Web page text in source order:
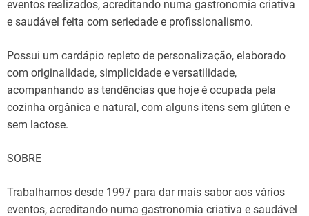
eventos realizados, acreditando numa gastronomia criativa
e saudável feita com seriedade e profissionalismo.
Possui um cardápio repleto de personalização, elaborado
com originalidade, simplicidade e versatilidade,
acompanhando as tendências que hoje é ocupada pela
cozinha orgânica e natural, com alguns itens sem glúten e
sem lactose.
SOBRE
Trabalhamos desde 1997 para dar mais sabor aos vários
eventos, acreditando numa gastronomia criativa e saudável